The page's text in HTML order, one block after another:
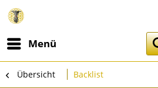
Menü
Übersicht Backlist